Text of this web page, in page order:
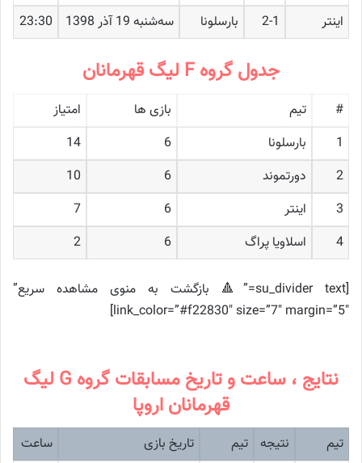
اینتر 2-1 بارسلونا ﺳﻪشنبه 19 آذر 1398 23:30
جدول گروه F لیگ قهرمانان
# تیم بازی ها
امتیاز
1
بارسلونا 6
14
2
دورتموند 6
10
3
اینتر 6
7
4
اسلاویا پراگ 6
2
[su_divider text=”🔺 بازگشت به منوی مشاهده سریع”
link_color=”#f22830″ size=”7″ margin=”5″]
نتایج ، ساعت و تاریخ مسابقات گروه G لیگ
قهرمانان اروپا
تیم نتیجه تیم تاریخ بازی ساعت